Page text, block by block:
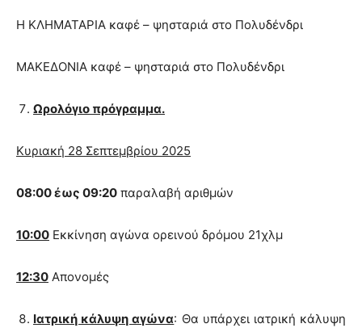
Η ΚΛΗΜΑΤΑΡΙΑ καφέ – ψησταριά στο Πολυδένδρι
ΜΑΚΕΔΟΝΙΑ καφέ – ψησταριά στο Πολυδένδρι
Ωρολόγιο πρόγραμμα.
Κυριακή 28 Σεπτεμβρίου 2025
08:00 έως 09:20 παραλαβή αριθμών
10:00 Εκκίνηση αγώνα ορεινού δρόμου 21χλμ
12:30 Απονομές
Ιατρική κάλυψη αγώνα: Θα υπάρχει ιατρική κάλυψη